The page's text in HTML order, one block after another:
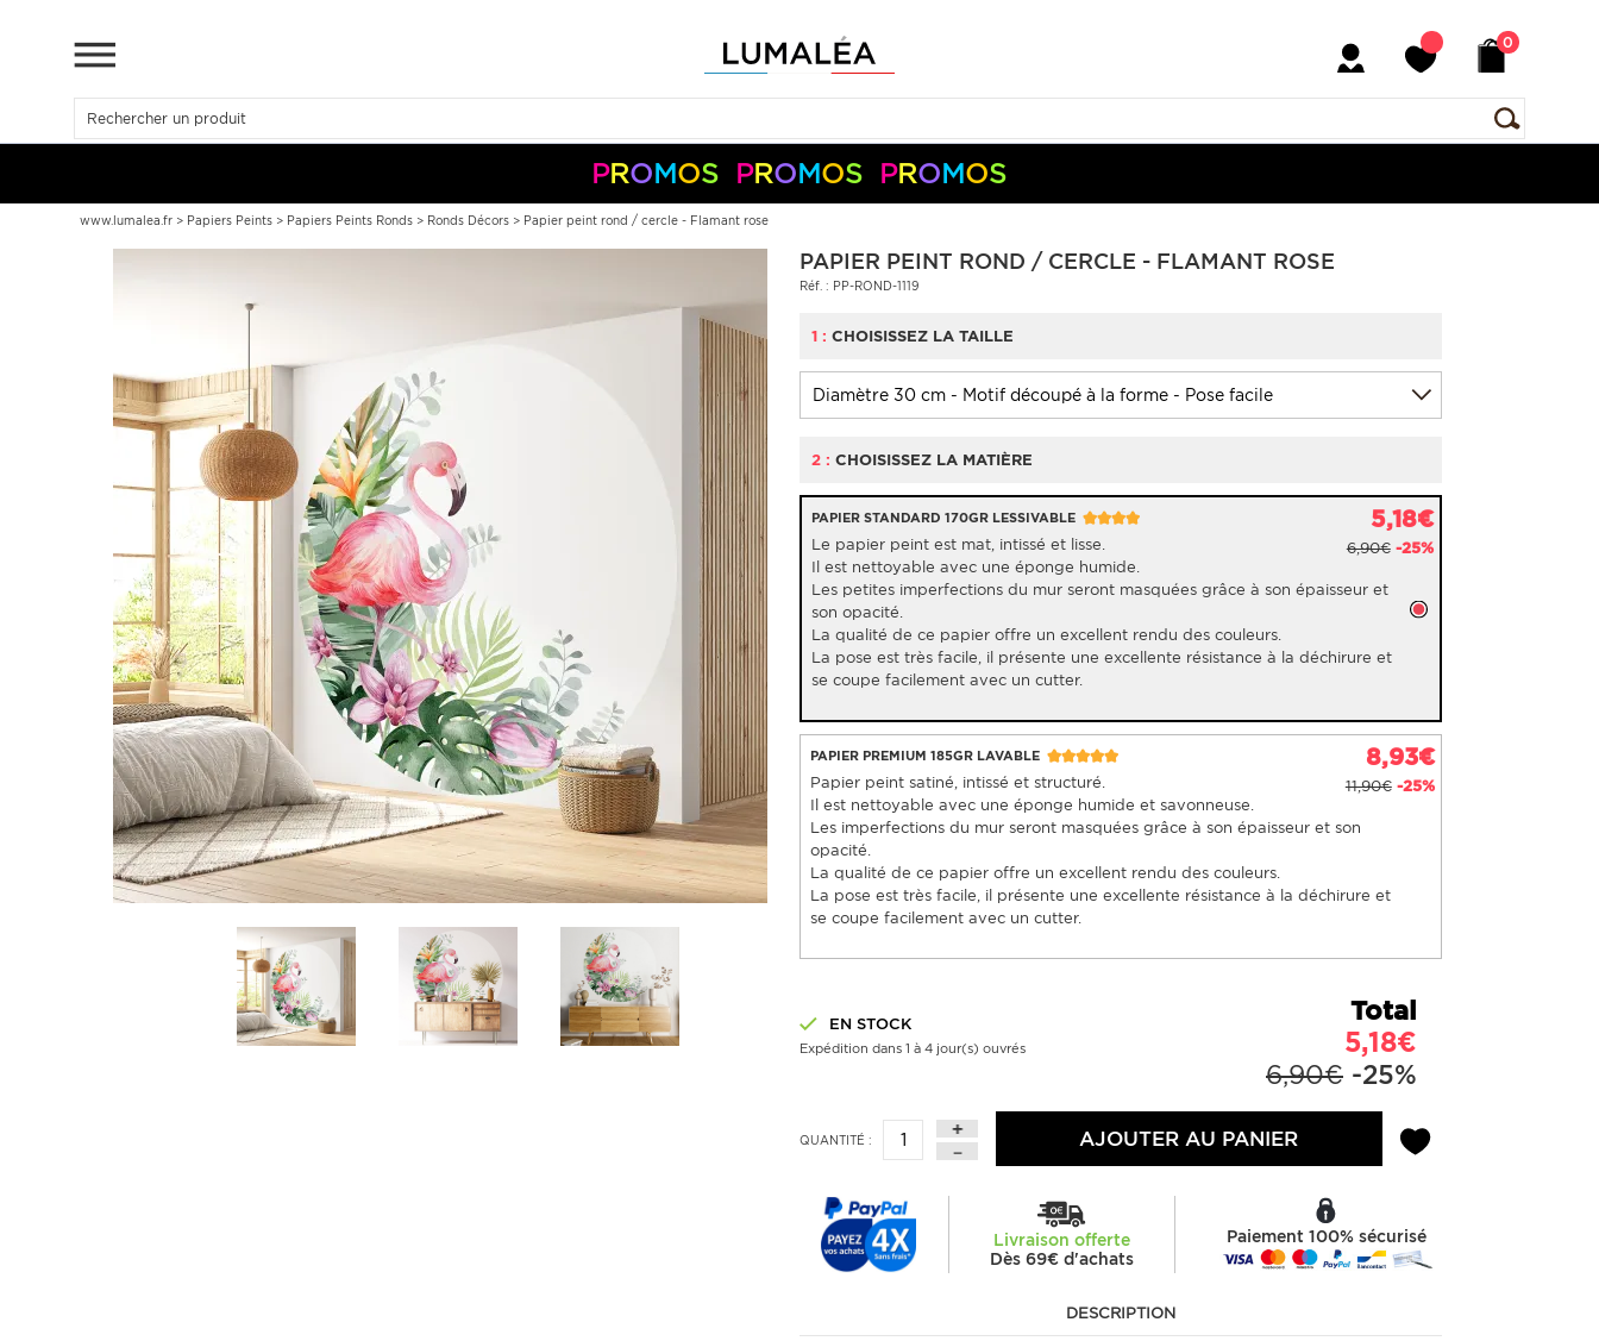
0
PROMOS PROMOS PROMOS
-5% + 50€ S05050
-10% + 150€ S10150
PayPal
www.lumalea.fr > Papiers Peints > Papiers Peints Ronds > Ronds Décors > Papier peint rond / cercle - Flamant rose
PAPIER PEINT ROND / CERCLE - FLAMANT ROSE
Réf. : PP-ROND-1119
1 : CHOISISSEZ LA TAILLE
2 : CHOISISSEZ LA MATIÈRE
PAPIER STANDARD 170GR LESSIVABLE 5,18€
6,90€ -25%
Le papier peint est mat, intissé et lisse.
Il est nettoyable avec une éponge humide.
Les petites imperfections du mur seront masquées grâce à son épaisseur et
son opacité.
La qualité de ce papier offre un excellent rendu des couleurs.
La pose est très facile, il présente une excellente résistance à la déchirure et
se coupe facilement avec un cutter.
PAPIER PREMIUM 185GR LAVABLE 8,93€
11,90€ -25%
Papier peint satiné, intissé et structuré.
Il est nettoyable avec une éponge humide et savonneuse.
Les imperfections du mur seront masquées grâce à son épaisseur et son
opacité.
La qualité de ce papier offre un excellent rendu des couleurs.
La pose est très facile, il présente une excellente résistance à la déchirure et
se coupe facilement avec un cutter.
EN STOCK
Expédition dans 1 à 4 jour(s) ouvrés
Total
5,18€
6,90€ -25%
QUANTITÉ : AJOUTER AU PANIER
Livraison offerte
Dès 69€ d'achats
Paiement 100% sécurisé
DESCRIPTION